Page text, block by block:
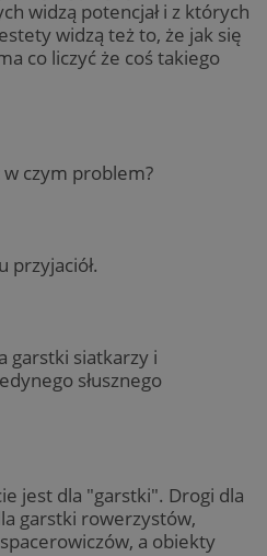
widzą potencjał i z których
widzą też to, że jak się
co liczyć że coś takiego
w czym problem?
przyjaciół.
garstki siatkarzy i
słusznego
jest dla "garstki". Drogi dla
garstki rowerzystów,
a obiekty